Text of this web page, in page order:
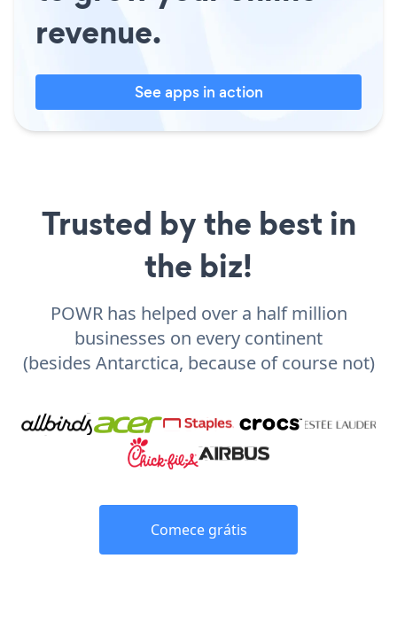
revenue.
See apps in action
Trusted by the best in
the biz!
POWR has helped over a half million
businesses on every continent
(besides Antarctica, because of course not)
Comece grátis